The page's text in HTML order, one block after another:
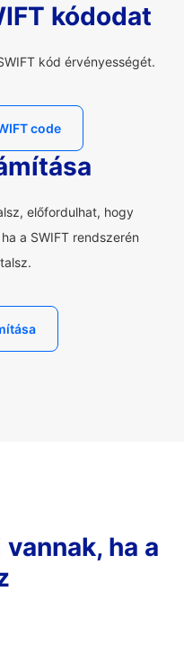
kódodat
kód érvényességét.
code
előfordulhat, hogy
a SWIFT rendszerén
ha a